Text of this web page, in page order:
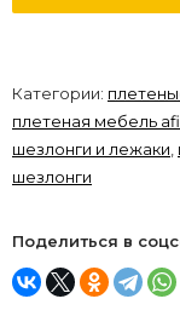
Категории:
плетеная мебель
шезлонги и лежаки,
шезлонги
Поделиться в